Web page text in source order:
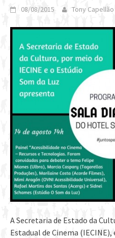
08/08/2015 Tony Capellão
A Secretaria de Estado da
Estadual de Cinema (IECINE),